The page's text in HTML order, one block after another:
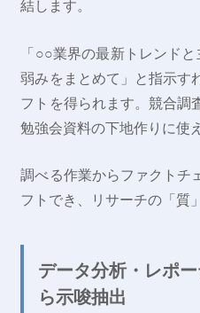
結します。
「○○業界の最新トレンド
弱みをまとめて」と指示す
フトを得られます。競合調
勉強会資料の下地作りに使
調べる作業からファクトチ
フトでき、リサーチの「質
データ分析・レポ
ら示唆抽出